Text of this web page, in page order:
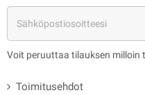
Voit peruuttaa tilauksen milloin
Toimitusehdot